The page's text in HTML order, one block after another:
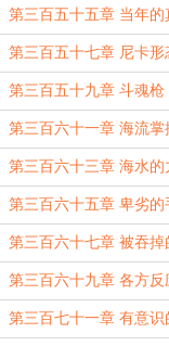
第三百五十五章 当年的
第三百五十七章 尼卡形
第三百五十九章 斗魂枪
第三百六十一章 海流掌
第三百六十三章 海水的
第三百六十五章 卑劣的
第三百六十七章 被吞掉
第三百六十九章 各方反
第三百七十一章 有意识